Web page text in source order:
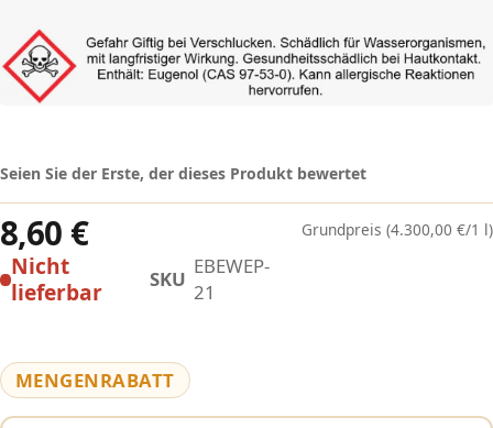
Nicht
lieferbar
SKU
EBEWEP-
21
Seien Sie der Erste, der dieses Produkt bewertet
8,60 € (4.300,00 €/1 l)
MENGENRABATT